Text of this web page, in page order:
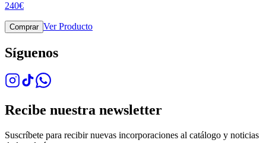
240€
Comprar Ver Producto
Síguenos
Recibe nuestra newsletter
Suscríbete para recibir nuevas incorporaciones al catálogo y noticias